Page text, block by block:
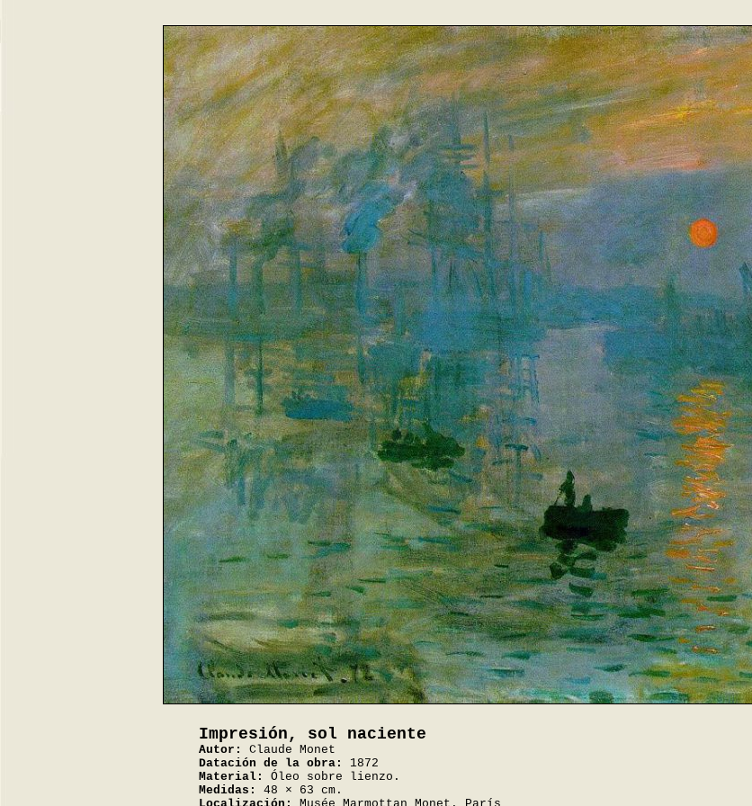
Impresión, sol naciente
Autor:
Claude Monet
Datación de la obra:
1872
Material:
Óleo sobre lienzo.
Medidas:
48 × 63 cm.